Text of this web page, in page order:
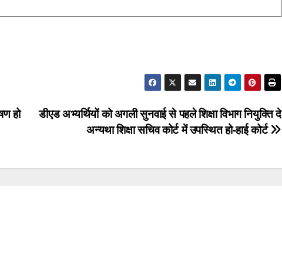
डीएड अभ्यर्थियों को अगली सुनवाई से पहले शिक्षा विभाग नियुक्ति दे
अन्यथा शिक्षा सचिव कोर्ट में उपस्थित हो-हाई कोर्ट
हो